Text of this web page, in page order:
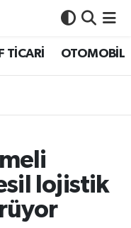
TİCARİ OTOMOBİL
lojistik